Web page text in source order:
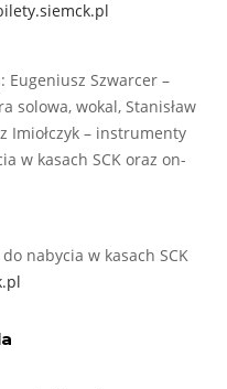
Eugeniusz Szwarcer –
solowa, wokal, Stanisław
Imiołczyk – instrumenty
w kasach SCK oraz on-
nabycia w kasach SCK